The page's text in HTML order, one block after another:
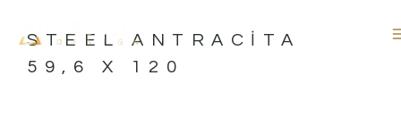
STEEL ANTRACITA
59,6 X 120